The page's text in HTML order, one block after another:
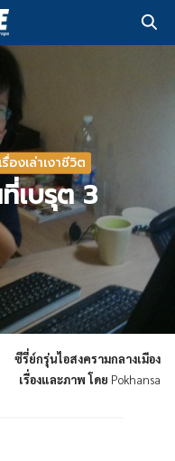
เรื่องเล่าเงาชีวิต
เบรุต 3
ซีรี่ย์กรุ่นไอสงครามกลางเมือง
เรื่องและภาพ โดย Pokhansa